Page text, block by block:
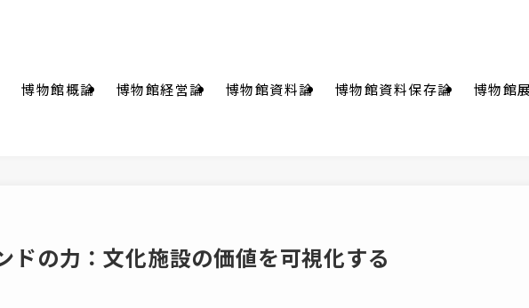
博物館概論 博物館経営論 博物館資料論 博物館資料保存論 博物館
ドの力：文化施設の価値を可視化する